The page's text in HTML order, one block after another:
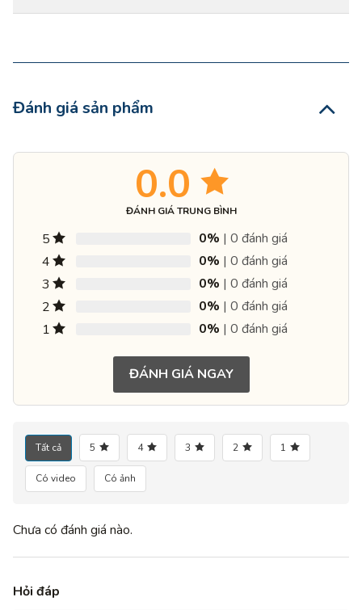
Đánh giá sản phẩm
0.0
ĐÁNH GIÁ TRUNG BÌNH
5 0% | 0 đánh giá
4
0% | 0 đánh giá
3
0% | 0 đánh giá
2
0% | 0 đánh giá
1
0% | 0 đánh giá
ĐÁNH GIÁ NGAY
Tất cả 5 4 3 2 1
Có video Có ảnh
Chưa có đánh giá nào.
Hỏi đáp